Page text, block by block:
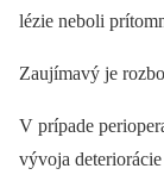
lézie neboli
Zaujímavý je
V prípade
vývoja